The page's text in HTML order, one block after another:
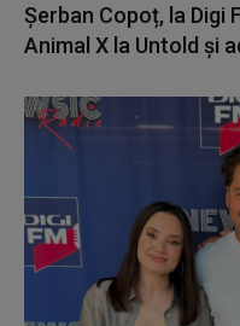
Șerban Copoț, la Digi
Animal X la Untold și